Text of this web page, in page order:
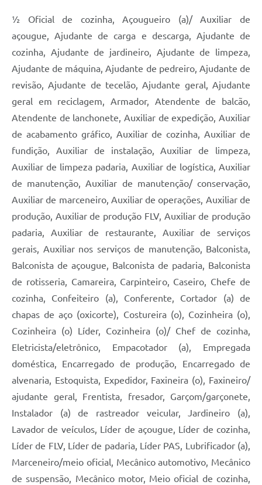
½ Oficial de cozinha, Açougueiro (a)/ Auxiliar de
açougue, Ajudante de carga e descarga, Ajudante de
cozinha, Ajudante de jardineiro, Ajudante de limpeza,
Ajudante de máquina, Ajudante de pedreiro, Ajudante de
revisão, Ajudante de tecelão, Ajudante geral, Ajudante
geral em reciclagem, Armador, Atendente de balcão,
Atendente de lanchonete, Auxiliar de expedição, Auxiliar
de acabamento gráfico, Auxiliar de cozinha, Auxiliar de
fundição, Auxiliar de instalação, Auxiliar de limpeza,
Auxiliar de limpeza padaria, Auxiliar de logística, Auxiliar
de manutenção, Auxiliar de manutenção/ conservação,
Auxiliar de marceneiro, Auxiliar de operações, Auxiliar de
produção, Auxiliar de produção FLV, Auxiliar de produção
padaria, Auxiliar de restaurante, Auxiliar de serviços
gerais, Auxiliar nos serviços de manutenção, Balconista,
Balconista de açougue, Balconista de padaria, Balconista
de rotisseria, Camareira, Carpinteiro, Caseiro, Chefe de
cozinha, Confeiteiro (a), Conferente, Cortador (a) de
chapas de aço (oxicorte), Costureira (o), Cozinheira (o),
Cozinheira (o) Líder, Cozinheira (o)/ Chef de cozinha,
Eletricista/eletrônico, Empacotador (a), Empregada
doméstica, Encarregado de produção, Encarregado de
alvenaria, Estoquista, Expedidor, Faxineira (o), Faxineiro/
ajudante geral, Frentista, fresador, Garçom/garçonete,
Instalador (a) de rastreador veicular, Jardineiro (a),
Lavador de veículos, Líder de açougue, Líder de cozinha,
Líder de FLV, Líder de padaria, Líder PAS, Lubrificador (a),
Marceneiro/meio oficial, Mecânico automotivo, Mecânico
de suspensão, Mecânico motor, Meio oficial de cozinha,